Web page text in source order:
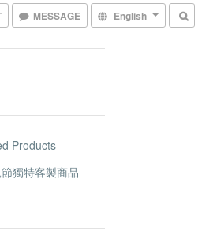
MESSAGE English
Products
獨特客製商品